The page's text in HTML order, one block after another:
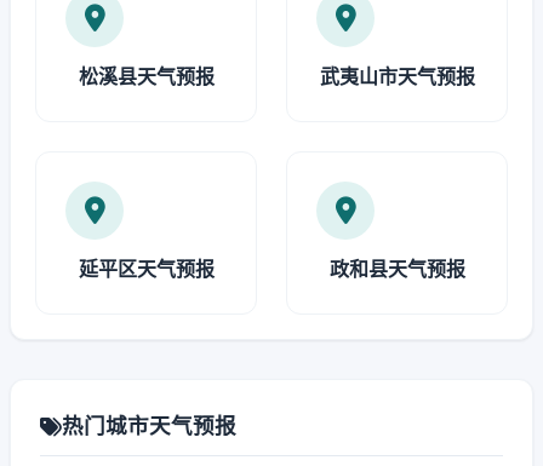
松溪县天气预报 武夷山市天气预报
延平区天气预报 政和县天气预报
热门城市天气预报